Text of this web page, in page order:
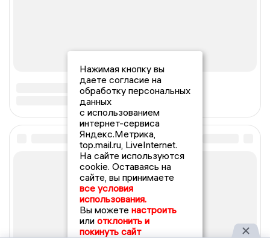
Нажимая кнопку вы
даете согласие на
обработку персональных
данных
с использованием
интернет-сервиса
Яндекс.Метрика,
top.mail.ru, LiveInternet.
На сайте используются
cookie. Оставаясь на
сайте, вы принимаете
все условия
использования.
Вы можете настроить
или отклонить и
покинуть сайт